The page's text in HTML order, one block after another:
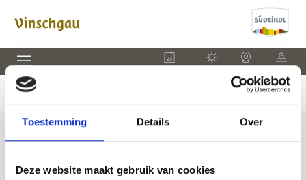
Toestemming Details Over
Deze website maakt gebruik van cookies
EVENEMENTEN WEER WEBCAM KAART